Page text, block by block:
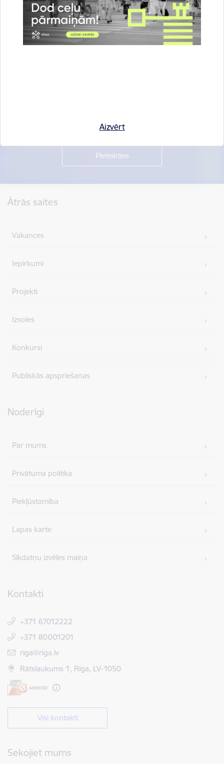
Aizvērt
Sniegt atsauksmi
Ātrās saites
Vakances
Iepirkumi
Projekti
Izsoles
Konkursi
Publiskās apspriešanas
Noderīgi
Par mums
Privātuma politika
Piekļūstamība
Lapas karte
Sīkdatņu izvēles maiņa
Kontakti
+371 67012222
+371 80001201
E-pasts:
riga@riga.lv
Rātslaukums 1, Rīga, LV-1050
Visi kontakti
Sekojiet mums